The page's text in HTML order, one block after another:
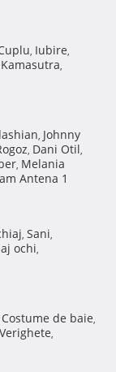
, Iubire,
,
, Johnny
, Dani Otil,
, Melania
Antena 1
, Sani,
ochi,
Costume de baie,
Verighete,